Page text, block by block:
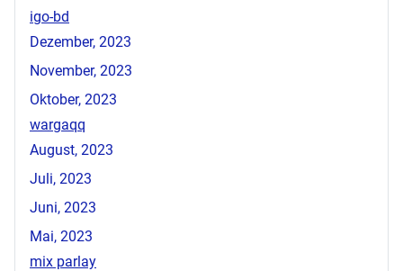
igo-bd
Dezember, 2023
November, 2023
Oktober, 2023
wargaqq
August, 2023
Juli, 2023
Juni, 2023
Mai, 2023
mix parlay